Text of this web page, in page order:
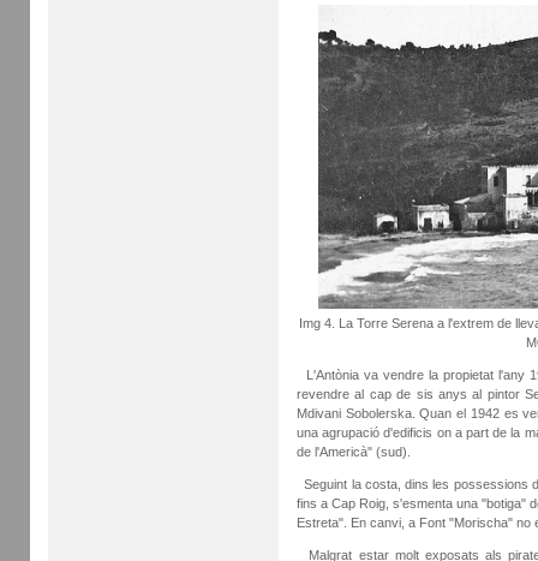
Img 4. La Torre Serena a l'extrem de
L'Antònia va vendre la propietat l'any
revendre al cap de sis anys al pintor
Mdivani Sobolerska. Quan el 1942 es
una agrupació d'edificis on a part de la
de l'Americà" (sud).
Seguint la costa, dins les possessions
fins a Cap Roig, s'esmenta una "botiga"
Estreta". En canvi, a Font "Morischa" no
Malgrat estar molt exposats als